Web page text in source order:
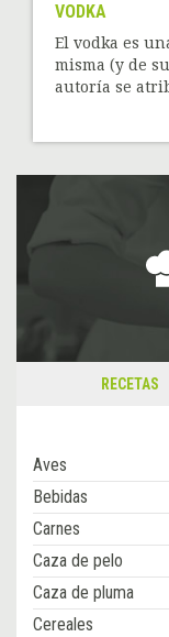
VODKA
El vodka es
misma (y de
autoría se
RECETAS
Aves
Bebidas
Carnes
Caza de pelo
Caza de pluma
Cereales